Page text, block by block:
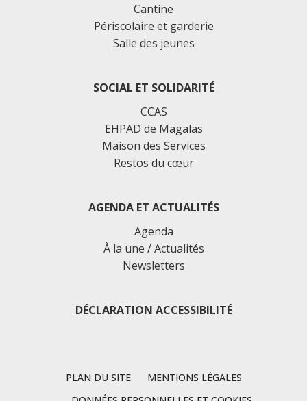
Cantine
Périscolaire et garderie
Salle des jeunes
SOCIAL ET SOLIDARITÉ
CCAS
EHPAD de Magalas
Maison des Services
Restos du cœur
AGENDA ET ACTUALITÉS
Agenda
À la une / Actualités
Newsletters
DÉCLARATION ACCESSIBILITÉ
PLAN DU SITE
MENTIONS LÉGALES